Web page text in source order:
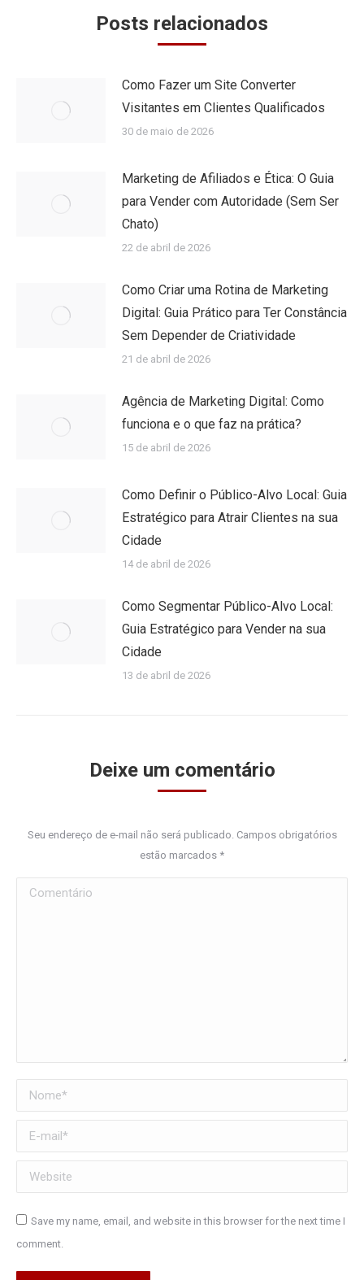
Posts relacionados
Como Fazer um Site Converter
Visitantes em Clientes Qualificados
30 de maio de 2026
Marketing de Afiliados e Ética: O Guia
para Vender com Autoridade (Sem Ser
Chato)
22 de abril de 2026
Como Criar uma Rotina de Marketing
Digital: Guia Prático para Ter Constância
Sem Depender de Criatividade
21 de abril de 2026
Agência de Marketing Digital: Como
funciona e o que faz na prática?
15 de abril de 2026
Como Definir o Público-Alvo Local: Guia
Estratégico para Atrair Clientes na sua
Cidade
14 de abril de 2026
Como Segmentar Público-Alvo Local:
Guia Estratégico para Vender na sua
Cidade
13 de abril de 2026
Deixe um comentário
Seu endereço de e-mail não será publicado. Campos obrigatórios
estão marcados *
Comentário
Nome *
E-mail *
Website
Save my name, email, and website in this browser for the next time I
comment.